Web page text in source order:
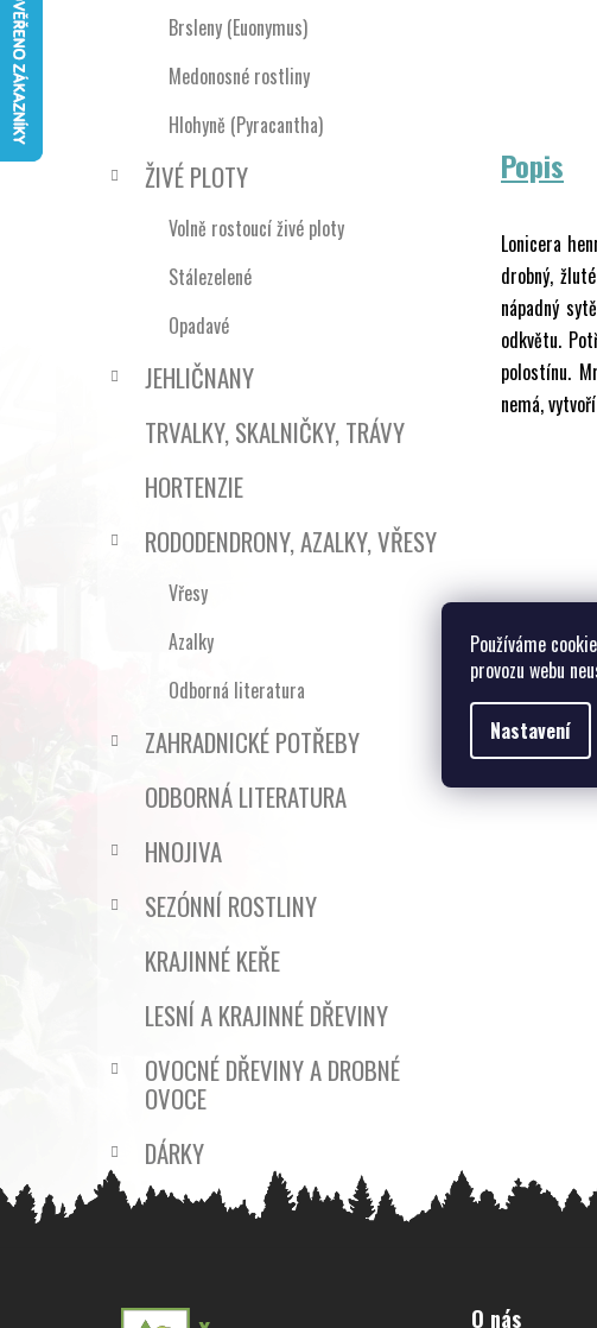
Používáme
provozu webu
Nastavení
Brsleny (Euonymus)
Medonosné rostliny
Hlohyně (Pyracantha)
ŽIVÉ PLOTY
Volně rostoucí živé ploty
Stálezelené
Opadavé
JEHLIČNANY
TRVALKY, SKALNIČKY, TRÁVY
HORTENZIE
RODODENDRONY, AZALKY, VŘESY
Vřesy
Azalky
Odborná literatura
ZAHRADNICKÉ POTŘEBY
ODBORNÁ LITERATURA
HNOJIVA
SEZÓNNÍ ROSTLINY
KRAJINNÉ KEŘE
LESNÍ A KRAJINNÉ DŘEVINY
OVOCNÉ DŘEVINY A DROBNÉ
OVOCE
DÁRKY
Popis
Lonicera
drobný,
nápadný
odkvětu.
polostínu.
nemá,
O nás